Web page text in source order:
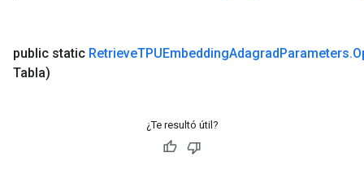
public static RetrieveTPUEmbeddingAdagradParameters.
Tabla)
¿Te resultó útil?